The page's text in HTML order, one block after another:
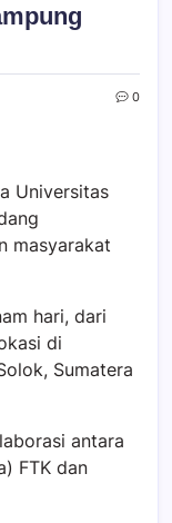
0
Universitas
masyarakat
hari, dari
di
Sumatera
antara
FTK dan